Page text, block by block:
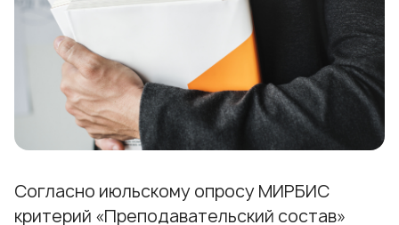
Согласно июльскому опросу МИРБИС
критерий «Преподавательский состав»